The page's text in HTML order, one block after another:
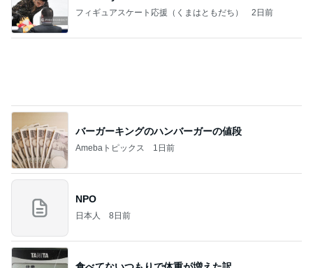
娘と汗だくで運んだ重いコピー機